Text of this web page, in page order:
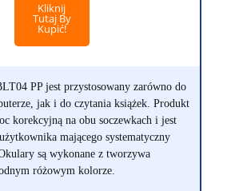
Kliknij
Tutaj By
Kupić!
PP jest przystosowany zarówno do
jak i do czytania książek. Produkt
korekcyjną na obu soczewkach i jest
mającego systematyczny
są wykonane z tworzywa
różowym kolorze.